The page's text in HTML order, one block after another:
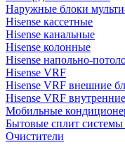
Наружные блоки
Hisense кассетные
Hisense канальные
Hisense колонные
Hisense напольно-
Hisense VRF
Hisense VRF внешние
Hisense VRF
Мобильные
Бытовые сплит
Очистители